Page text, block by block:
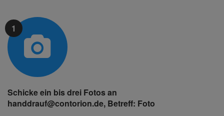
1
Schicke ein bis drei Fotos an
handdrauf@contorion.de, Betreff: Foto